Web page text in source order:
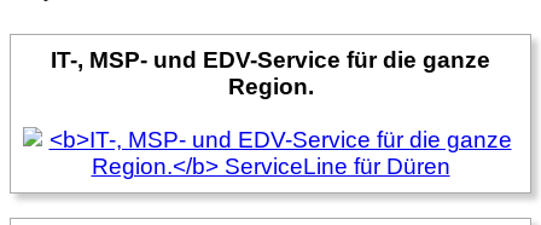
IT-, MSP- und EDV-Service für die ganze
Region.